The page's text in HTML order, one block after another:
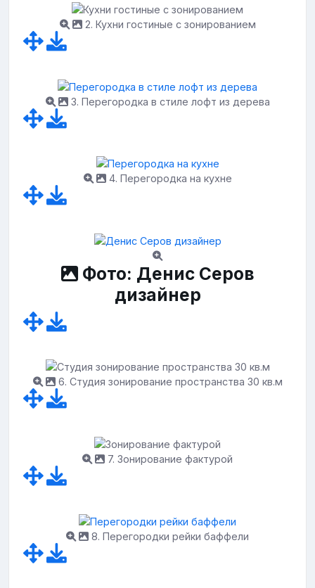
2. Кухни гостиные с зонированием
3. Перегородка в стиле лофт из дерева
4. Перегородка на кухне
Фото: Денис Серов
дизайнер
6. Студия зонирование пространства 30 кв.м
7. Зонирование фактурой
8. Перегородки рейки баффели